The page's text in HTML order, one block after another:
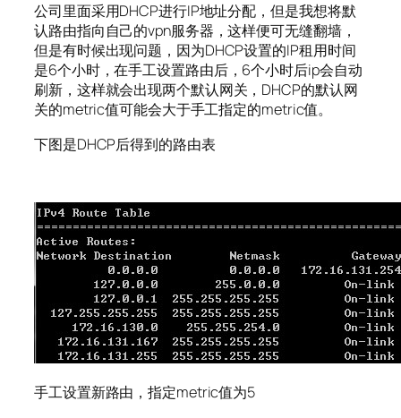
公司里面采用DHCP进行IP地址分配，但是我想将默
认路由指向自己的vpn服务器，这样便可无缝翻墙，
但是有时候出现问题，因为DHCP设置的IP租用时间
是6个小时，在手工设置路由后，6个小时后ip会自动
刷新，这样就会出现两个默认网关，DHCP的默认网
关的metric值可能会大于手工指定的metric值。
下图是DHCP后得到的路由表
手工设置新路由，指定metric值为5